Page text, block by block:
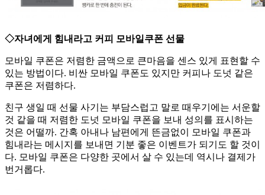
◇자녀에게 힘내라고 커피 모바일쿠폰 선물
모바일 쿠폰은 저렴한 금액으로 큰마음을 센스 있게 표현할 수
있는 방법이다. 비싼 모바일 쿠폰도 있지만 커피나 도넛 같은
쿠폰은 저렴하다.
친구 생일 때 선물 사기는 부담스럽고 말로 때우기에는 서운할
것 같을 때 저렴한 도넛 모바일 쿠폰을 보내 성의를 표시하는
것은 어떨까. 간혹 아내나 남편에게 뜬금없이 모바일 쿠폰과
힘내라는 메시지를 보내면 기분 좋은 이벤트가 되기도 할 것이
다. 모바일 쿠폰은 다양한 곳에서 살 수 있는데 역시나 결제가
번거롭다.